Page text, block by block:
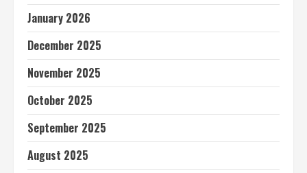
January 2026
December 2025
November 2025
October 2025
September 2025
August 2025